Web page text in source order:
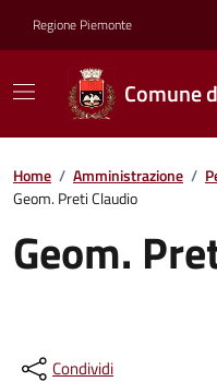
Regione Piemonte
Comune
Home / Amministrazione /
Geom. Preti Claudio
Geom.
Condividi